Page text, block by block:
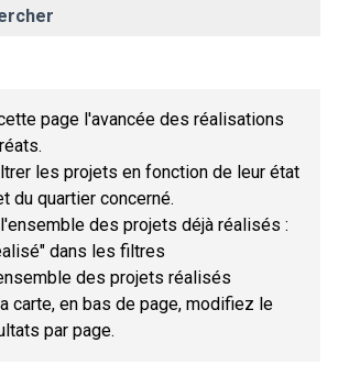
page l'avancée des réalisations
les projets en fonction de leur état
du quartier concerné.
des projets déjà réalisés :
dans les filtres
des projets réalisés
carte, en bas de page, modifiez le
par page.